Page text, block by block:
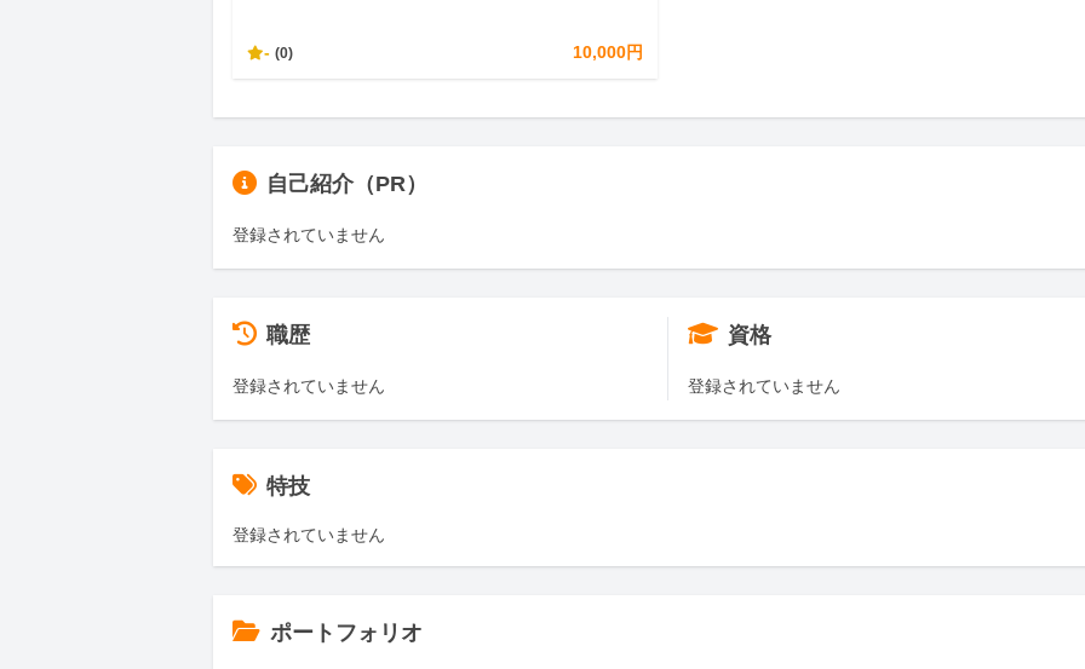
- (0) 10,000円
自己紹介（PR）
登録されていません
職歴
登録されていません
資格
登録されていません
特技
登録されていません
ポートフォリオ